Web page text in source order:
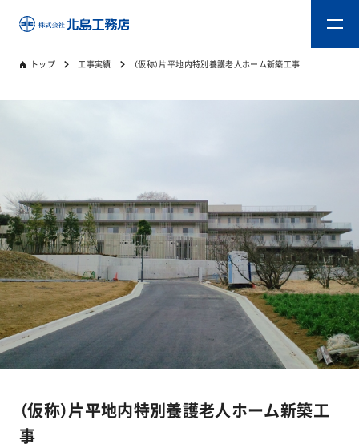
トップ 工事実績 （仮称）片平地内特別養護老人ホーム新築工事
（仮称）片平地内特別養護老人ホーム新築工
事
トップ
新築工事
リフォーム
リフォームスタッフ
工事実績
会社情報